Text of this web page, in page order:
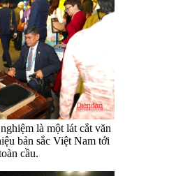
là một lát cắt văn
bản sắc Việt Nam tới
cầu.